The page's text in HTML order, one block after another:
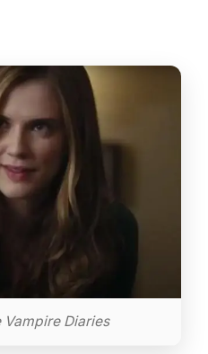
Vampire Diaries